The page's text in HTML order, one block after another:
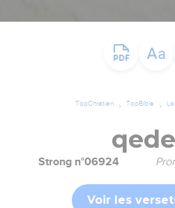
TopChrétien TopBible
Strong n°06924
Voir les